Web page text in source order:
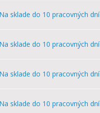
Na sklade do 10 pracovných dní
Na sklade do 10 pracovných dní
Na sklade do 10 pracovných dní
Na sklade do 10 pracovných dní